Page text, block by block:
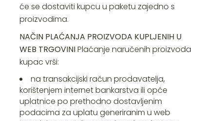
će se dostaviti kupcu u paketu zajedno s
proizvodima.
NAČIN PLAĆANJA PROIZVODA KUPLJENIH U
WEB TRGOVINIPlaćanje naručenih proizvoda
kupac vrši:
na transakcijski račun prodavatelja,
korištenjem internet bankarstva ili opće
uplatnice po prethodno dostavljenim
podacima za uplatu generiranim u web